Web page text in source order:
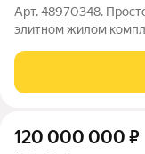
Арт. 48970348.
элитном жилом
спальни, кабинет,
кладовая комната.
120 000 000 ₽